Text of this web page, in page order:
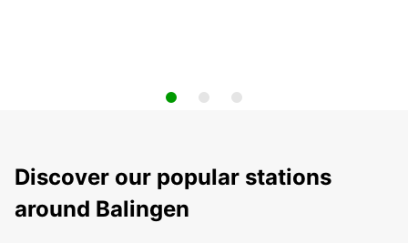
Discover our popular stations
around Balingen